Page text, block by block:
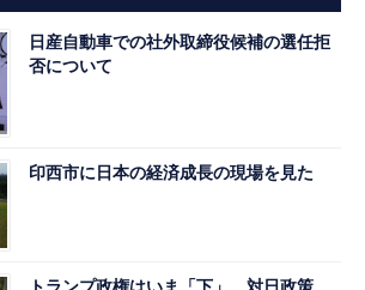
日産自動車での社外取締役候補の選任拒
否について
印西市に日本の経済成長の現場を見た